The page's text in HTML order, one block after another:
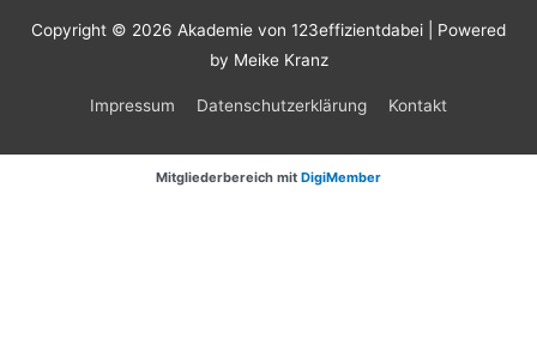
Copyright © 2026 Akademie von 123effizientdabei | Powered
by Meike Kranz
Impressum Datenschutzerklärung Kontakt
Mitgliederbereich mit DigiMember